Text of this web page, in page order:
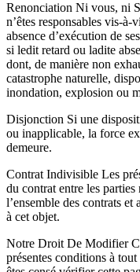
Renonciation Ni vous, ni
n’êtes responsables vis-à-
absence d’exécution de
si ledit retard ou ladite
dont, de manière non
catastrophe naturelle,
inondation, explosion ou
Disjonction Si une
ou inapplicable, la force
demeure.
Contrat Indivisible Les
du contrat entre les
l’ensemble des contrats et
à cet objet.
Notre Droit De Modifier
présentes conditions à